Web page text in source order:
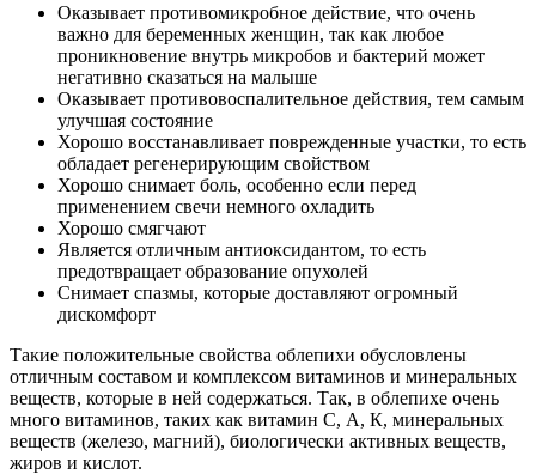
Оказывает противомикробное действие, что очень
важно для беременных женщин, так как любое
проникновение внутрь микробов и бактерий может
негативно сказаться на малыше
Оказывает противовоспалительное действия, тем самым
улучшая состояние
Хорошо восстанавливает поврежденные участки, то есть
обладает регенерирующим свойством
Хорошо снимает боль, особенно если перед
применением свечи немного охладить
Хорошо смягчают
Является отличным антиоксидантом, то есть
предотвращает образование опухолей
Снимает спазмы, которые доставляют огромный
дискомфорт
Такие положительные свойства облепихи обусловлены
отличным составом и комплексом витаминов и минеральных
веществ, которые в ней содержаться. Так, в облепихе очень
много витаминов, таких как витамин С, А, К, минеральных
веществ (железо, магний), биологически активных веществ,
жиров и кислот.